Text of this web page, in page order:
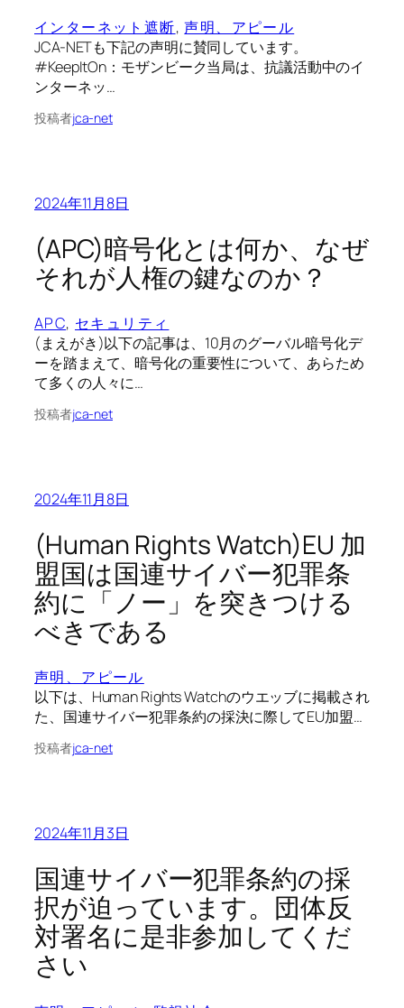
インターネット遮断, 声明、アピール
JCA-NETも下記の声明に賛同しています。
#KeepItOn：モザンビーク当局は、抗議活動中のイ
ンターネッ…
投稿者jca-net
2024年11月8日
(APC)暗号化とは何か、なぜ
それが人権の鍵なのか？
APC, セキュリティ
(まえがき)以下の記事は、10月のグーバル暗号化デ
ーを踏まえて、暗号化の重要性について、あらため
て多くの人々に…
投稿者jca-net
2024年11月8日
(Human Rights Watch)EU 加
盟国は国連サイバー犯罪条
約に「ノー」を突きつける
べきである
声明、アピール
以下は、Human Rights Watchのウエッブに掲載され
た、国連サイバー犯罪条約の採決に際してEU加盟…
投稿者jca-net
2024年11月3日
国連サイバー犯罪条約の採
択が迫っています。団体反
対署名に是非参加してくだ
さい